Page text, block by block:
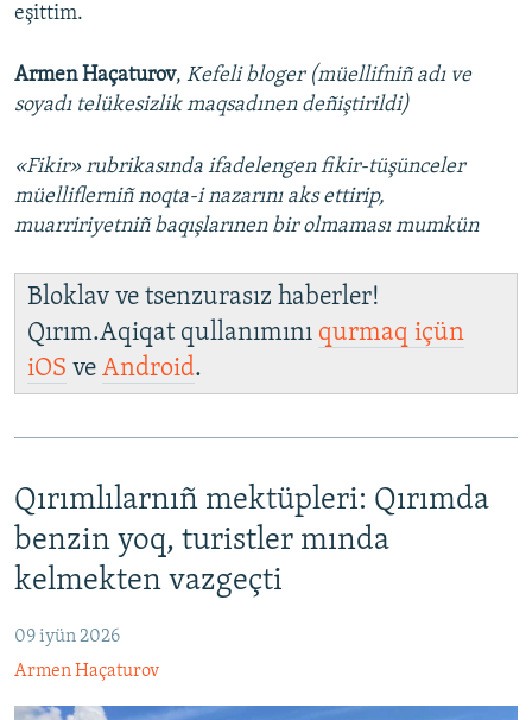
eşittim.
Armen Haçaturov, Kefeli bloger (müellifniñ adı ve
soyadı telükesizlik maqsadınen deñiştirildi)
«Fikir» rubrikasında ifadelengen fikir-tüşünceler
müelliflerniñ noqta-i nazarını aks ettirip,
muarririyetniñ baqışlarınen bir olmaması mumkün
Bloklav ve tsenzurasız haberler!
Qırım.Aqiqat qullanımını qurmaq içün
iOS ve Android.
Qırımlılarnıñ mektüpleri: Qırımda
benzin yoq, turistler mında
kelmekten vazgeçti
09 iyün 2026
Armen Haçaturov